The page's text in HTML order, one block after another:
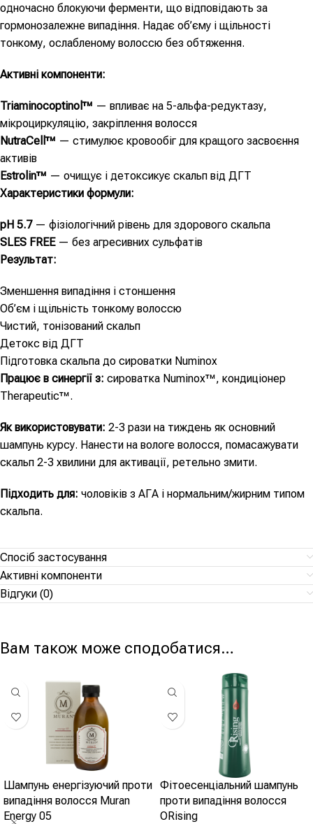
одночасно блокуючи ферменти, що відповідають за
гормонозалежне випадіння. Надає об’єму і щільності
тонкому, ослабленому волоссю без обтяження.
Активні компоненти:
Triaminocoptinol™ — впливає на 5-альфа-редуктазу,
мікроциркуляцію, закріплення волосся
NutraCell™ — стимулює кровообіг для кращого засвоєння
активів
Estrolin™ — очищує і детоксикує скальп від ДГТ
Характеристики формули:
pH 5.7— фізіологічний рівень для здорового скальпа
SLES FREE— без агресивних сульфатів
Результат:
Зменшення випадіння і стоншення
Об’єм і щільність тонкому волоссю
Чистий, тонізований скальп
Детокс від ДГТ
Підготовка скальпа до сироватки Numinox
Працює в синергії з: сироватка Numinox™, кондиціонер
Therapeutic™.
Як використовувати: 2-3 рази на тиждень як основний
шампунь курсу. Нанести на вологе волосся, помасажувати
скальп 2-3 хвилини для активації, ретельно змити.
Підходить для: чоловіків з АГА і нормальним/жирним типом
скальпа.
Спосіб застосування
Активні компоненти
Відгуки (0)
Вам також може сподобатися…
Шампунь енергізуючий проти
випадіння волосся Muran
Energy 05
Фітоесенціальний шампунь
проти випадіння волосся
ORising